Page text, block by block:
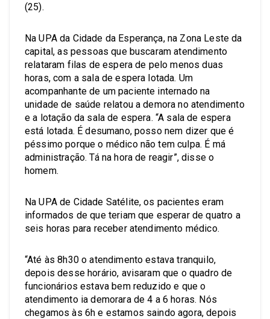
(25).
Na UPA da Cidade da Esperança, na Zona Leste da
capital, as pessoas que buscaram atendimento
relataram filas de espera de pelo menos duas
horas, com a sala de espera lotada. Um
acompanhante de um paciente internado na
unidade de saúde relatou a demora no atendimento
e a lotação da sala de espera. “A sala de espera
está lotada. É desumano, posso nem dizer que é
péssimo porque o médico não tem culpa. É má
administração. Tá na hora de reagir”, disse o
homem.
Na UPA de Cidade Satélite, os pacientes eram
informados de que teriam que esperar de quatro a
seis horas para receber atendimento médico.
“Até às 8h30 o atendimento estava tranquilo,
depois desse horário, avisaram que o quadro de
funcionários estava bem reduzido e que o
atendimento ia demorara de 4 a 6 horas. Nós
chegamos às 6h e estamos saindo agora, depois